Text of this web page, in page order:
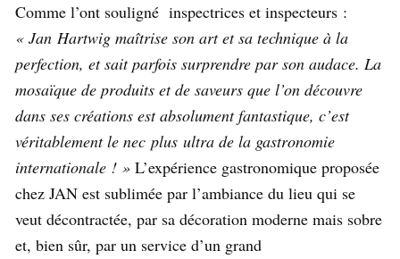
Comme l’ont souligné inspectrices et inspecteurs :
« Jan Hartwig maîtrise son art et sa technique à la
perfection, et sait parfois surprendre par son audace. La
mosaïque de produits et de saveurs que l’on découvre
dans ses créations est absolument fantastique, c’est
véritablement le nec plus ultra de la gastronomie
internationale ! » L’expérience gastronomique proposée
chez JAN est sublimée par l’ambiance du lieu qui se
veut décontractée, par sa décoration moderne mais sobre
et, bien sûr, par un service d’un grand